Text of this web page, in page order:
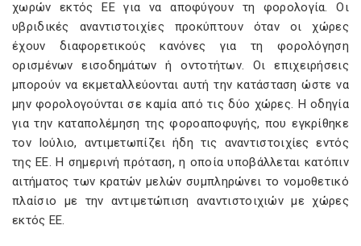
χωρών εκτός ΕΕ για να αποφύγουν τη φορολογία. Οι
υβριδικές αναντιστοιχίες προκύπτουν όταν οι χώρες
έχουν διαφορετικούς κανόνες για τη φορολόγηση
ορισμένων εισοδημάτων ή οντοτήτων. Οι επιχειρήσεις
μπορούν να εκμεταλλεύονται αυτή την κατάσταση ώστε να
μην φορολογούνται σε καμία από τις δύο χώρες. Η οδηγία
για την καταπολέμηση της φοροαποφυγής, που εγκρίθηκε
τον Ιούλιο, αντιμετωπίζει ήδη τις αναντιστοιχίες εντός
της ΕΕ. Η σημερινή πρόταση, η οποία υποβάλλεται κατόπιν
αιτήματος των κρατών μελών συμπληρώνει το νομοθετικό
πλαίσιο με την αντιμετώπιση αναντιστοιχιών με χώρες
εκτός ΕΕ.